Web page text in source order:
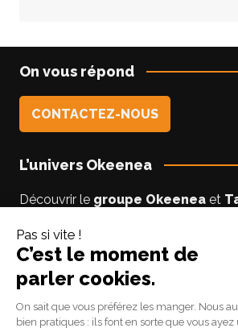
On vous répond
CONTACTEZ-NOUS
L’univers Okeenea
Découvrir le groupe Okeeneaet
Vous êtes un usager non-voyant ou
Suivez le blogAccessibilite-DV
experte accessibilité.
Suivez-nous